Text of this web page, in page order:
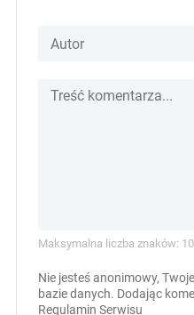
Maksymalna liczba znaków:
Nie jesteś anonimowy,
bazie danych. Dodając
Regulamin Serwisu